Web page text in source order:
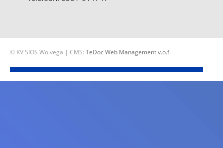
© KV SIOS Wolvega | CMS: TeDoc Web Management v.o.f.